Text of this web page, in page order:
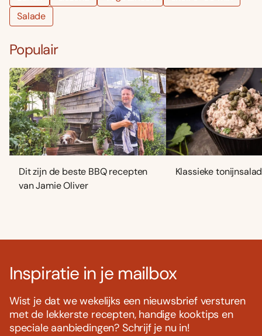
Salade
Populair
Dit zijn de beste BBQ recepten
van Jamie Oliver
Klassieke
Inspiratie in je mailbox
Wist je dat we wekelijks een nieuwsbrief versturen
met de lekkerste recepten, handige kooktips en
speciale aanbiedingen? Schrijf je nu in!